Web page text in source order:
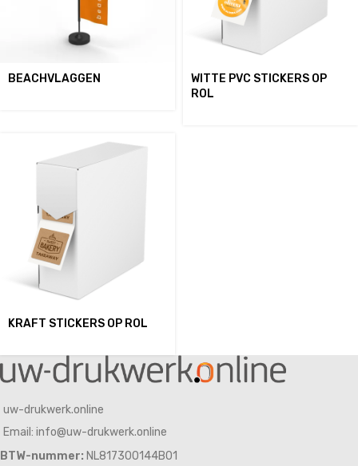
BEACHVLAGGEN
WITTE PVC STICKERS OP
ROL
KRAFT STICKERS OP ROL
uw-drukwerk.online
Email: info@uw-drukwerk.online
BTW-nummer: NL817300144B01